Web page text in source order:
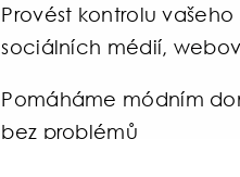
Provést kontrolu
sociálních médií,
Pomáháme módním
bez problémů